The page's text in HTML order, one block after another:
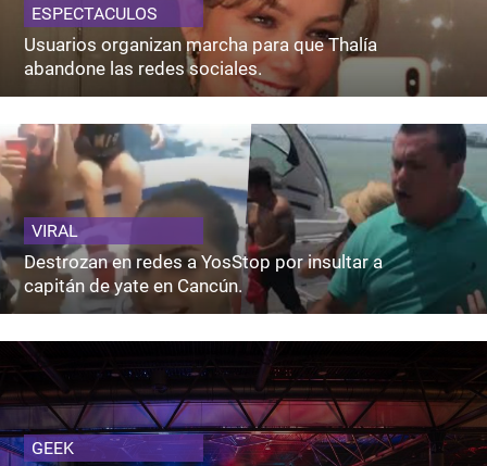
ESPECTACULOS
Usuarios organizan marcha para que Thalía
abandone las redes sociales.
VIRAL
Destrozan en redes a YosStop por insultar a
capitán de yate en Cancún.
GEEK